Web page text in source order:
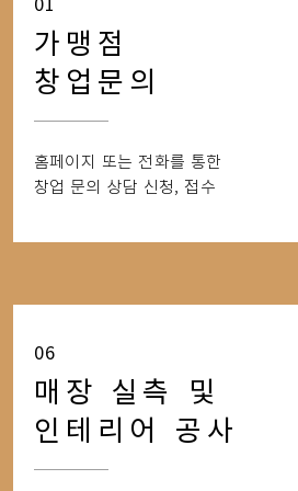
01
가맹점
창업문의
홈페이지 또는 전화를 통한
​창업 문의 상담 신청, 접수
06
매장 실측 및
인테리어 공사